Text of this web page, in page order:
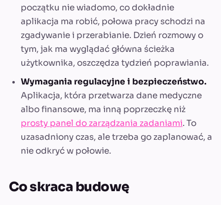
początku nie wiadomo, co dokładnie
aplikacja ma robić, połowa pracy schodzi na
zgadywanie i przerabianie. Dzień rozmowy o
tym, jak ma wyglądać główna ścieżka
użytkownika, oszczędza tydzień poprawiania.
Wymagania regulacyjne i bezpieczeństwo.
Aplikacja, która przetwarza dane medyczne
albo finansowe, ma inną poprzeczkę niż
prosty panel do zarządzania zadaniami. To
uzasadniony czas, ale trzeba go zaplanować, a
nie odkryć w połowie.
Co skraca budowę